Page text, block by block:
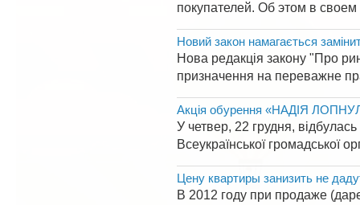
покупателей. Об этом в
Новий закон намагається
Нова редакція закону "Про
призначення на переважне
Акція обурення «НАДІЯ
У четвер, 22 грудня,
Всеукраїнської громадської
Цену квартиры занизить не
В 2012 году при продаже